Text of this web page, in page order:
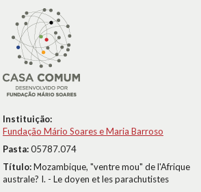
Instituição:
Fundação Mário Soares e Maria Barroso
Pasta:05787.074
Título:Mozambique, "ventre mou" de l'Afrique
australe? I. - Le doyen et les parachutistes